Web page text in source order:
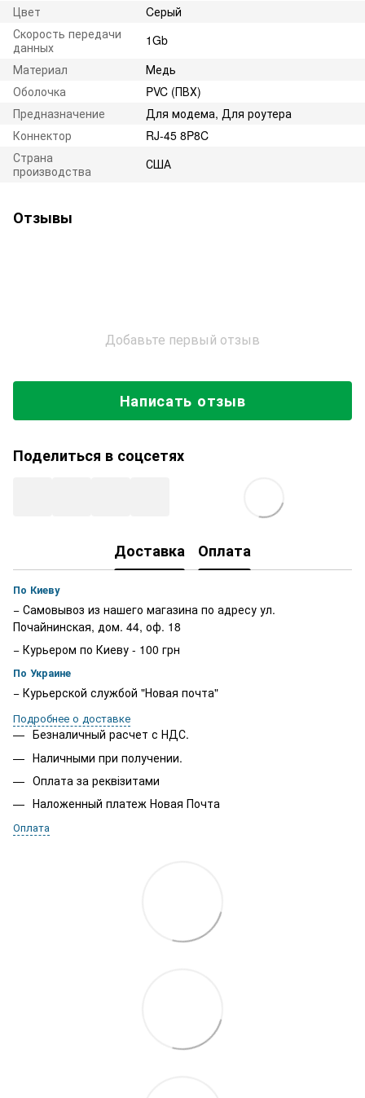
Цвет
Cерый
Скорость передачи
данных
1Gb
Материал
Медь
Оболочка
PVC (ПВХ)
Предназначение
Для модема, Для роутера
Коннектор
RJ-45 8P8C
Страна
производства
США
Отзывы
Добавьте первый отзыв
Написать отзыв
Поделиться в соцсетях
Доставка Оплата
По Киеву
− Самовывоз из нашего магазина по адресу ул.
Почайнинская, дом. 44, оф. 18
− Курьером по Киеву - 100 грн
По Украине
− Курьерской службой "Новая почта"
Подробнее о доставке
Безналичный расчет с НДС.
Наличными при получении.
Оплата за реквізитами
Наложенный платеж Новая Почта
Оплата